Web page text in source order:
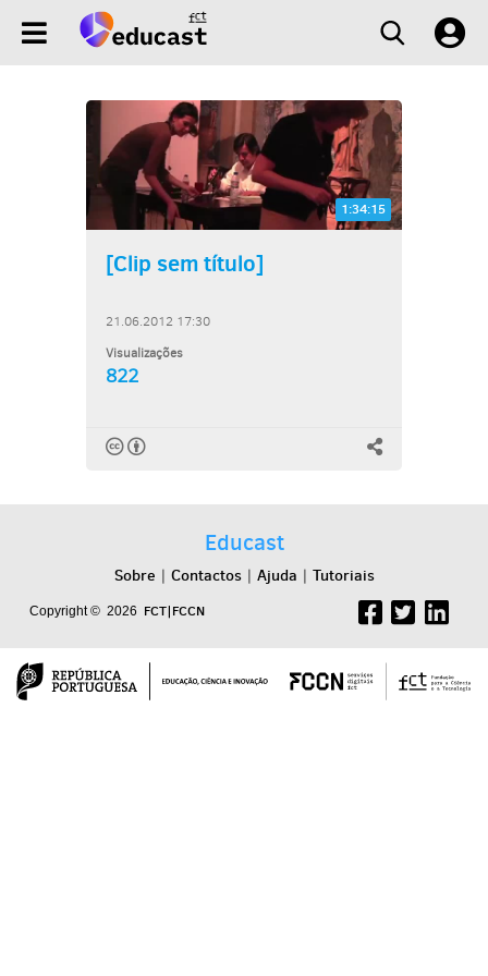
1:34:15
[Clip sem título]
21.06.2012 17:30
Visualizações
822
Educast
Sobre | Contactos| Ajuda | Tutoriais
Copyright © 2026 FCT|FCCN